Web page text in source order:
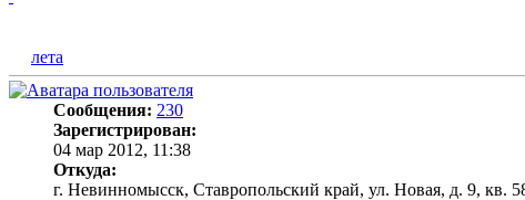
лета
Сообщения: 230
Зарегистрирован:
04 мар 2012, 11:38
Откуда:
г. Невинномысск, Ставропольский край, ул. Новая, д. 9, кв.